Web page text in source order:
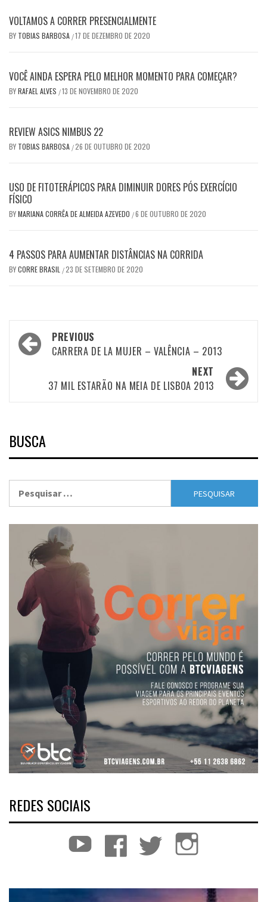
VOLTAMOS A CORRER PRESENCIALMENTE
BY TOBIAS BARBOSA /17 DE DEZEMBRO DE 2020
VOCÊ AINDA ESPERA PELO MELHOR MOMENTO PARA COMEÇAR?
BYRAFAEL ALVES /13 DE NOVEMBRO DE 2020
REVIEW ASICS NIMBUS 22
BY TOBIAS BARBOSA /26 DE OUTUBRO DE 2020
USO DE FITOTERÁPICOS PARA DIMINUIR DORES PÓS EXERCÍCIO
FÍSICO
BYMARIANA CORRÊA DE ALMEIDA AZEVEDO /6 DE OUTUBRO DE 2020
4 PASSOS PARA AUMENTAR DISTÂNCIAS NA CORRIDA
BYCORRE BRASIL /23 DE SETEMBRO DE 2020
Post
navigation
PREVIOUS
CARRERA DE LA MUJER – VALÊNCIA – 2013
NEXT
37 MIL ESTARÃO NA MEIA DE LISBOA 2013
BUSCA
REDES SOCIAIS
YouTube Facebook Twitter